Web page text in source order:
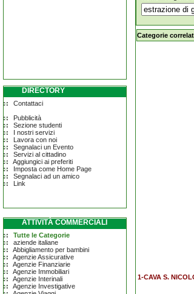
DIRECTORY
Contattaci
Pubblicità
Sezione studenti
I nostri servizi
Lavora con noi
Segnalaci un Evento
Servizi al cittadino
Aggiungici ai preferiti
Imposta come Home Page
Segnalaci ad un amico
Link
ATTIVITÀ COMMERCIALI
Tutte le Categorie
aziende italiane
Abbigliamento per bambini
Agenzie Assicurative
Agenzie Finanziarie
Agenzie Immobiliari
Agenzie Interinali
Agenzie Investigative
estrazione-di-
Categorie
1-CAVA S.